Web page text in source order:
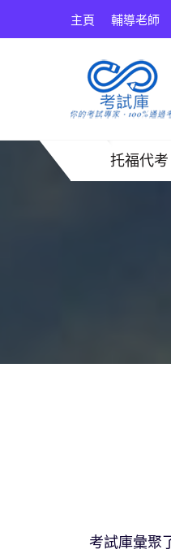
主頁 輔導老師
托福代考
考試庫彙聚